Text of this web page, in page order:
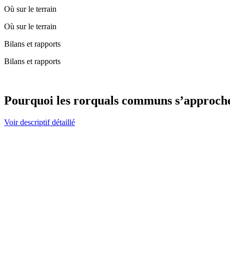
Où sur le terrain
Où sur le terrain
Bilans et rapports
Bilans et rapports
Pourquoi les rorquals communs
Voir descriptif détaillé